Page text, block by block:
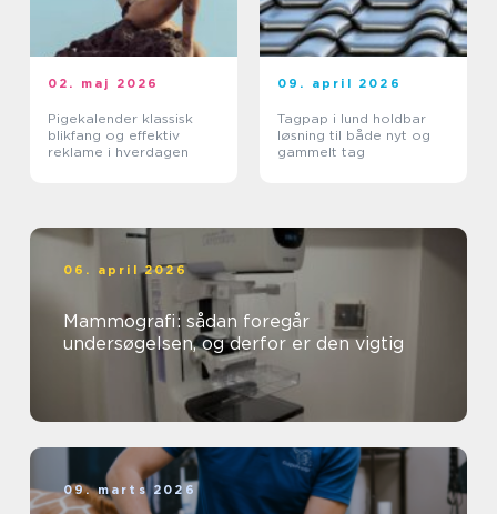
02. maj 2026
Pigekalender klassisk
blikfang og effektiv
reklame i hverdagen
09. april 2026
Tagpap i lund holdbar
løsning til både nyt og
gammelt tag
06. april 2026
Mammografi: sådan foregår
undersøgelsen, og derfor er den vigtig
09. marts 2026